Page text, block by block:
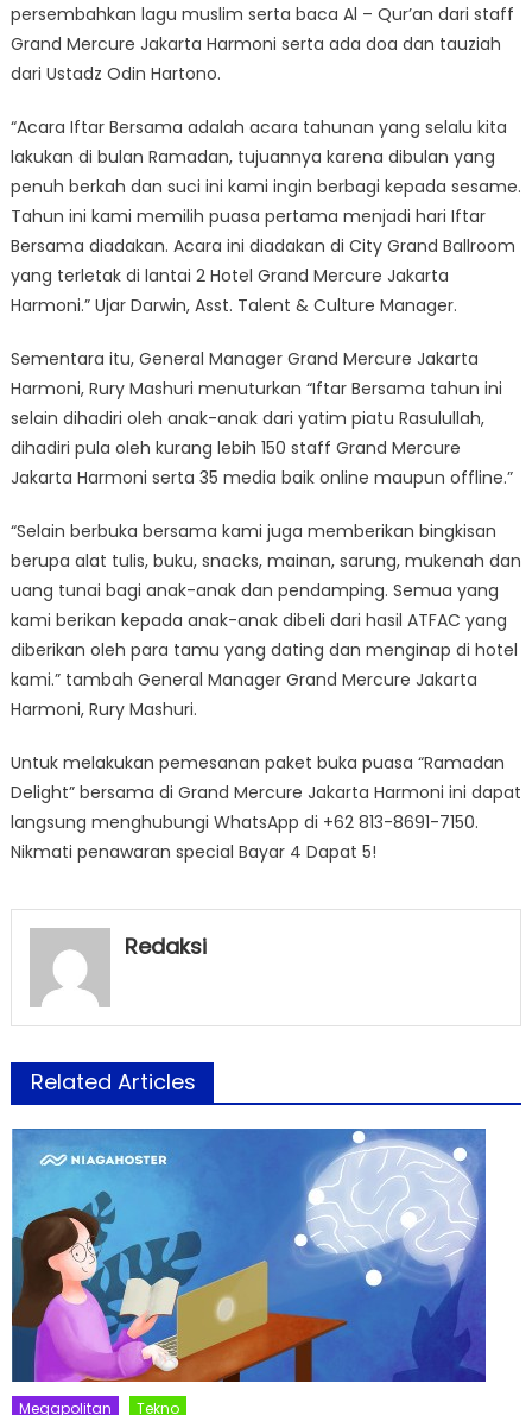
persembahkan lagu muslim serta baca Al – Qur’an dari staff
Grand Mercure Jakarta Harmoni serta ada doa dan tauziah
dari Ustadz Odin Hartono.
“Acara Iftar Bersama adalah acara tahunan yang selalu kita
lakukan di bulan Ramadan, tujuannya karena dibulan yang
penuh berkah dan suci ini kami ingin berbagi kepada sesame.
Tahun ini kami memilih puasa pertama menjadi hari Iftar
Bersama diadakan. Acara ini diadakan di City Grand Ballroom
yang terletak di lantai 2 Hotel Grand Mercure Jakarta
Harmoni.” Ujar Darwin, Asst. Talent & Culture Manager.
Sementara itu, General Manager Grand Mercure Jakarta
Harmoni, Rury Mashuri menuturkan “Iftar Bersama tahun ini
selain dihadiri oleh anak-anak dari yatim piatu Rasulullah,
dihadiri pula oleh kurang lebih 150 staff Grand Mercure
Jakarta Harmoni serta 35 media baik online maupun offline.”
“Selain berbuka bersama kami juga memberikan bingkisan
berupa alat tulis, buku, snacks, mainan, sarung, mukenah dan
uang tunai bagi anak-anak dan pendamping. Semua yang
kami berikan kepada anak-anak dibeli dari hasil ATFAC yang
diberikan oleh para tamu yang dating dan menginap di hotel
kami.” tambah General Manager Grand Mercure Jakarta
Harmoni, Rury Mashuri.
Untuk melakukan pemesanan paket buka puasa “Ramadan
Delight” bersama di Grand Mercure Jakarta Harmoni ini dapat
langsung menghubungi WhatsApp di +62 813-8691-7150.
Nikmati penawaran special Bayar 4 Dapat 5!
Redaksi
Related Articles
Megapolitan Tekno